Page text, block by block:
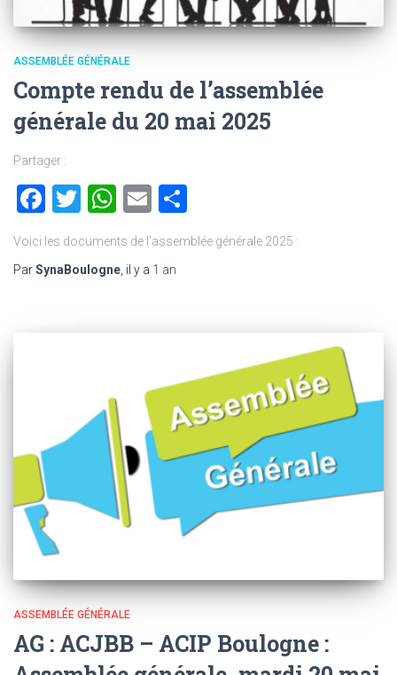
ASSEMBLÉE GÉNÉRALE
Compte rendu de l’assemblée
générale du 20 mai 2025
Partager :
Facebook
TwitterWhatsApp
Email
Voici les documents de l’assemblée générale 2025 :
ParSynaBoulogne, il y a 1 an
ASSEMBLÉE GÉNÉRALE
AG : ACJBB – ACIP Boulogne :